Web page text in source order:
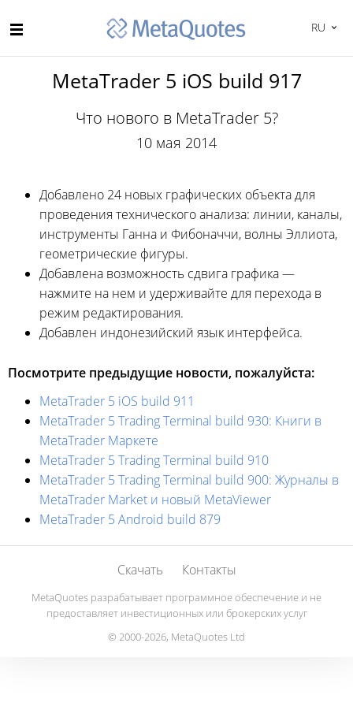
RU
MetaTrader 5 iOS build 917
Что нового в MetaTrader 5?
10 мая 2014
Добавлено 24 новых графических объекта для
проведения технического анализа: линии, каналы,
инструменты Ганна и Фибоначчи, волны Эллиота,
геометрические фигуры.
Добавлена возможность сдвига графика —
нажмите на нем и удерживайте для перехода в
режим редактирования.
Добавлен индонезийский язык интерфейса.
Посмотрите предыдущие новости, пожалуйста:
MetaTrader 5 iOS build 911
MetaTrader 5 Trading Terminal build 930: Книги в
MetaTrader Маркете
MetaTrader 5 Trading Terminal build 910
MetaTrader 5 Trading Terminal build 900: Журналы в
MetaTrader Market и новый MetaViewer
MetaTrader 5 Android build 879
Скачать Контакты
MetaQuotes разрабатывает программное обеспечение и не
предоставляет инвестиционных или брокерских услуг
© 2000-2026, MetaQuotes Ltd